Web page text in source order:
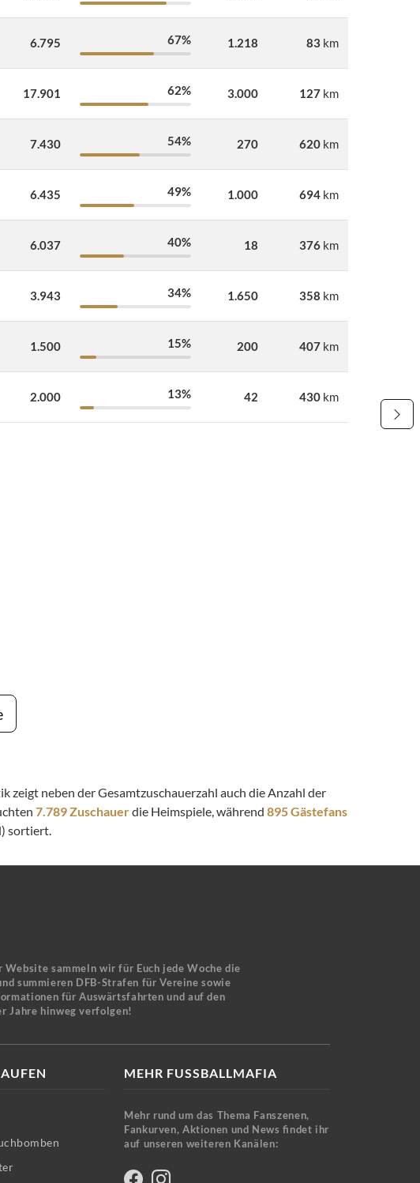
6.795 67% 1.218 83 km
17.901 62% 3.000 127 km
7.430 54% 270 620 km
6.435 49% 1.000 694 km
6.037 40% 18 376 km
3.943 34% 1.650 358 km
1.500 15% 200 407 km
2.000 13% 42 430 km
neben der Gesamtzuschauerzahl auch die Anzahl der
7.789 Zuschauerdie Heimspiele, während 895 Gästefans
sortiert.
sammeln wir für Euch jede Woche die
summieren DFB-Strafen für Vereine sowie
für Auswärtsfahrten und auf den
Jahre hinweg verfolgen!
MEHR FUSSBALLMAFIA
Mehr rund um das Thema Fanszenen,
Fankurven, Aktionen und News findet ihr
auf unseren weiteren Kanälen: